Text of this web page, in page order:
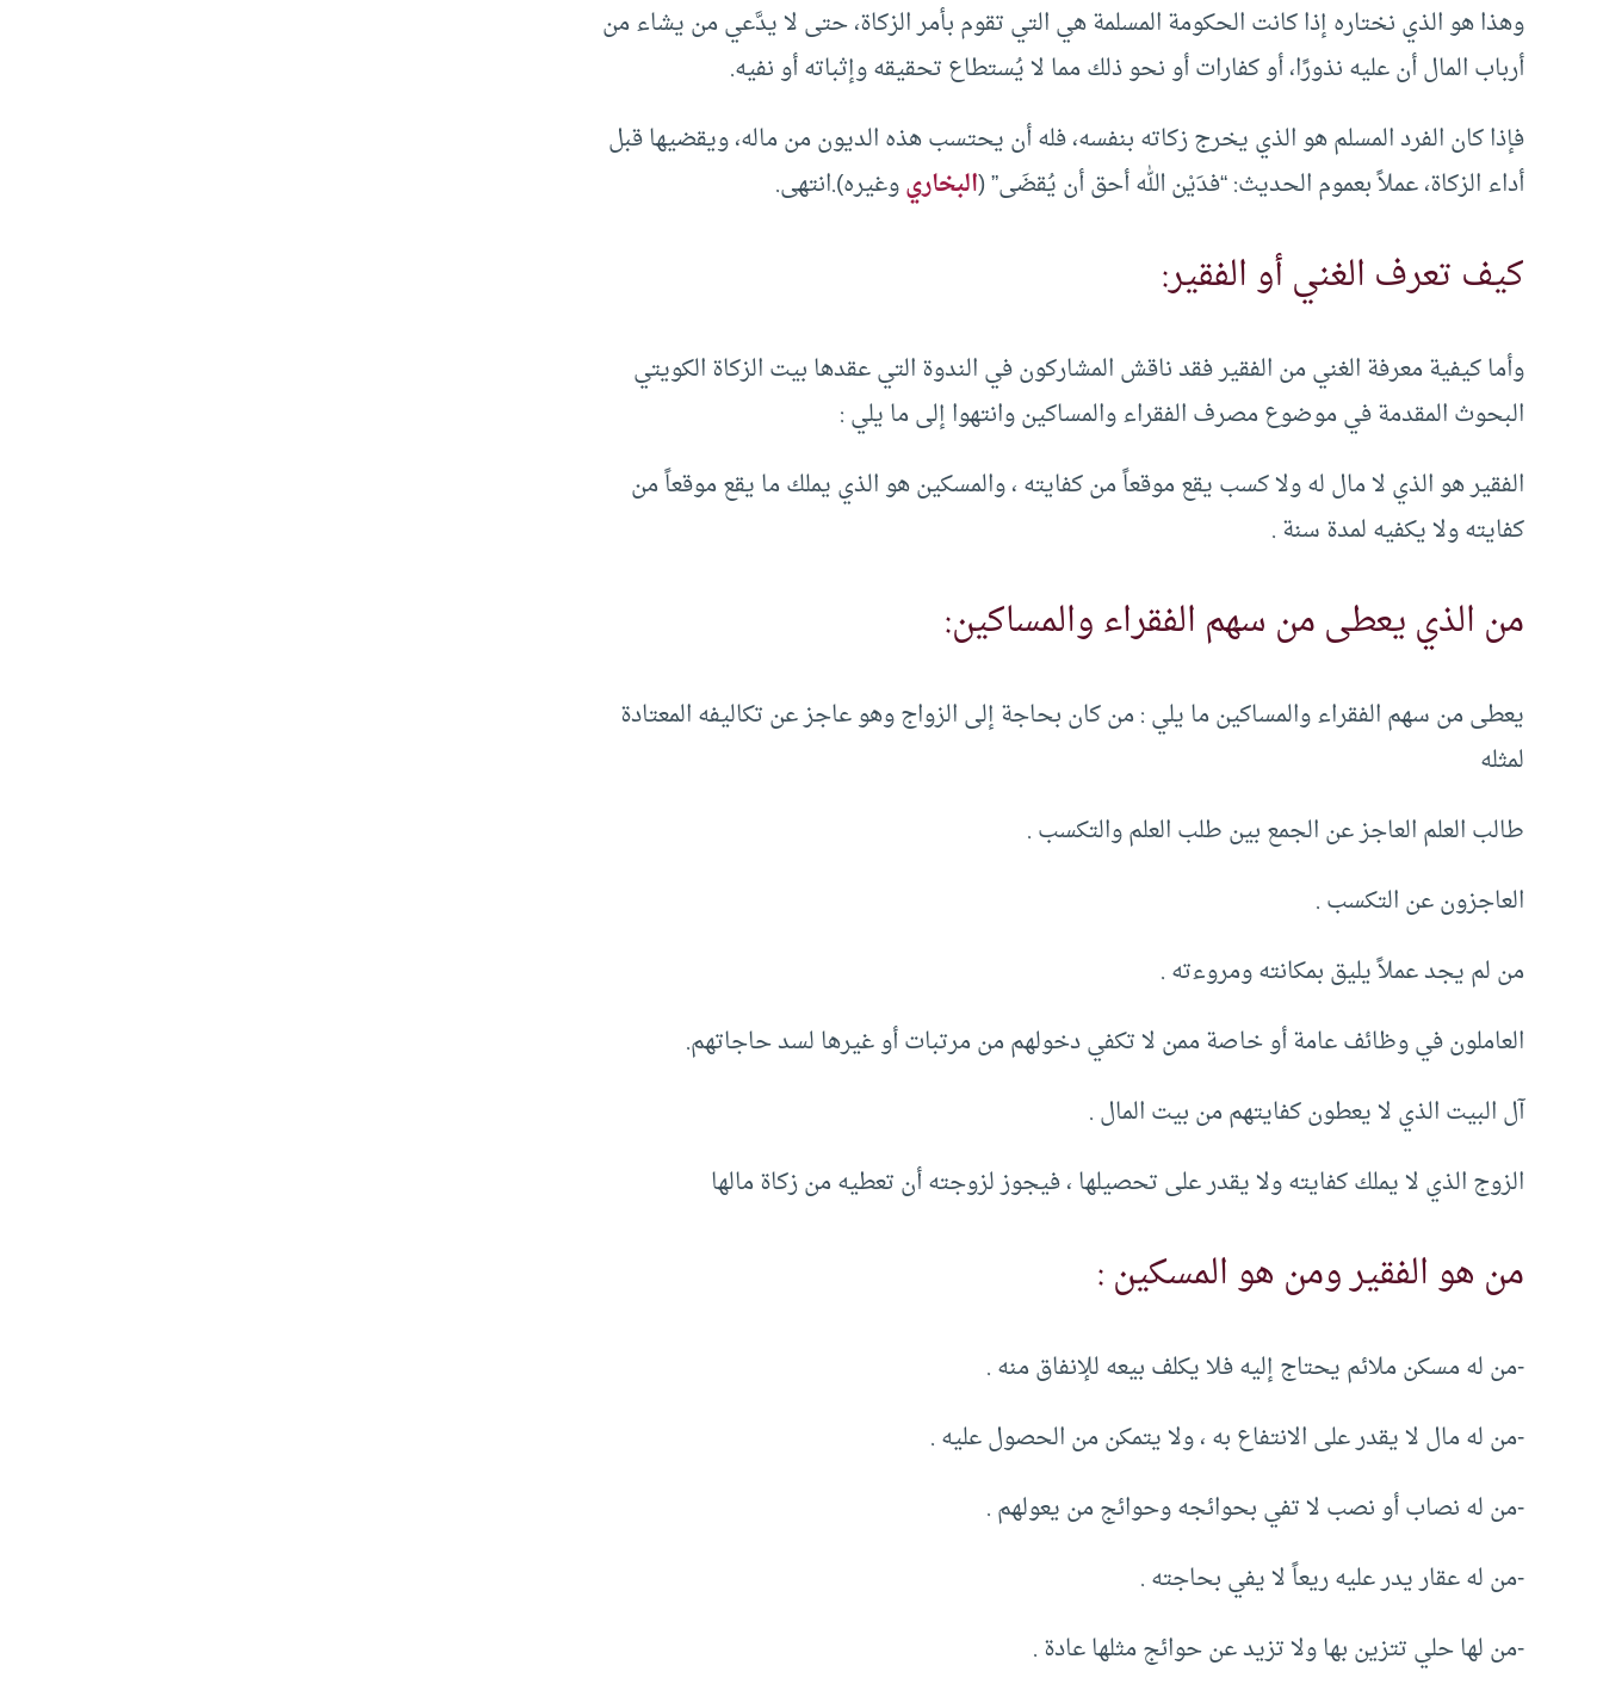
وهذا هو الذي نختاره إذا كانت الحكومة المسلمة هي التي تقوم بأمر الزكاة، حتى لا يدَّعي من يشاء من
أرباب المال أن عليه نذورًا، أو كفارات أو نحو ذلك مما لا يُستطاع تحقيقه وإثباته أو نفيه.
فإذا كان الفرد المسلم هو الذي يخرج زكاته بنفسه، فله أن يحتسب هذه الديون من ماله، ويقضيها قبل
أداء الزكاة، عملاً بعموم الحديث: “فدَيْن الله أحق أن يُقضَى” (البخاريوغيره).انتهى.
كيف تعرف الغني أو الفقير:
وأما كيفية معرفة الغني من الفقير فقد ناقش المشاركون في الندوة التي عقدها بيت الزكاة الكويتي
البحوث المقدمة في موضوع مصرف الفقراء والمساكين وانتهوا إلى ما يلي :
الفقير هو الذي لا مال له ولا كسب يقع موقعاً من كفايته ، والمسكين هو الذي يملك ما يقع موقعاً من
كفايته ولا يكفيه لمدة سنة .
من الذي يعطى من سهم الفقراء والمساكين:
يعطى من سهم الفقراء والمساكين ما يلي : من كان بحاجة إلى الزواج وهو عاجز عن تكاليفه المعتادة
لمثله
طالب العلم العاجز عن الجمع بين طلب العلم والتكسب .
العاجزون عن التكسب .
من لم يجد عملاً يليق بمكانته ومروءته .
العاملون في وظائف عامة أو خاصة ممن لا تكفي دخولهم من مرتبات أو غيرها لسد حاجاتهم.
آل البيت الذي لا يعطون كفايتهم من بيت المال .
الزوج الذي لا يملك كفايته ولا يقدر على تحصيلها ، فيجوز لزوجته أن تعطيه من زكاة مالها
من هو الفقير ومن هو المسكين :
-من له مسكن ملائم يحتاج إليه فلا يكلف بيعه للإنفاق منه .
-من له مال لا يقدر على الانتفاع به ، ولا يتمكن من الحصول عليه .
-من له نصاب أو نصب لا تفي بحوائجه وحوائج من يعولهم .
-من له عقار يدر عليه ريعاً لا يفي بحاجته .
-من لها حلي تتزين بها ولا تزيد عن حوائج مثلها عادة .